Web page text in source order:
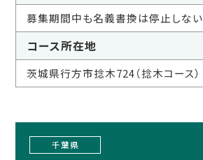
募集期間中も名義書換は停止しない
コース所在地
茨城県行方市捻木724（捻木コース）
千葉県